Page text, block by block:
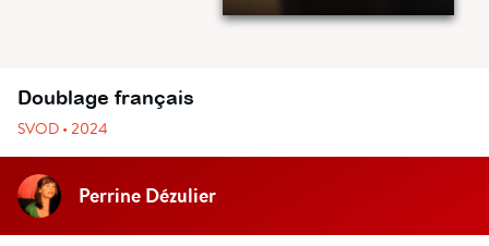
Doublage français
SVOD • 2024
Perrine Dézulier